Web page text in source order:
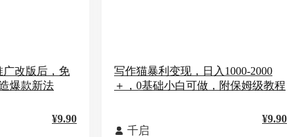
广改版后，免
爆款新法
¥9.90
写作猫暴利变现，日入1000-2000
＋，0基础小白可做，附保姆级教程
 千启
¥9.90